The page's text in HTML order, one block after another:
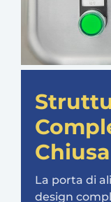
Chiusa
La porta di
design